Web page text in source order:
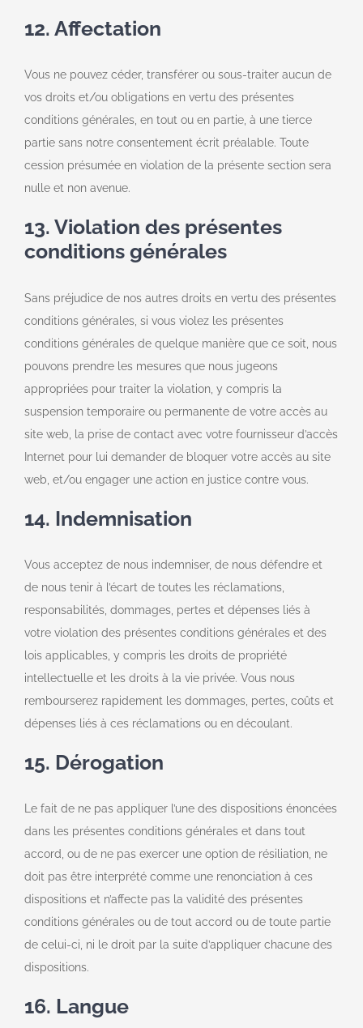
12. Affectation
Vous ne pouvez céder, transférer ou sous-traiter aucun de
vos droits et/ou obligations en vertu des présentes
conditions générales, en tout ou en partie, à une tierce
partie sans notre consentement écrit préalable. Toute
cession présumée en violation de la présente section sera
nulle et non avenue.
13. Violation des présentes
conditions générales
Sans préjudice de nos autres droits en vertu des présentes
conditions générales, si vous violez les présentes
conditions générales de quelque manière que ce soit, nous
pouvons prendre les mesures que nous jugeons
appropriées pour traiter la violation, y compris la
suspension temporaire ou permanente de votre accès au
site web, la prise de contact avec votre fournisseur d’accès
Internet pour lui demander de bloquer votre accès au site
web, et/ou engager une action en justice contre vous.
14. Indemnisation
Vous acceptez de nous indemniser, de nous défendre et
de nous tenir à l’écart de toutes les réclamations,
responsabilités, dommages, pertes et dépenses liés à
votre violation des présentes conditions générales et des
lois applicables, y compris les droits de propriété
intellectuelle et les droits à la vie privée. Vous nous
rembourserez rapidement les dommages, pertes, coûts et
dépenses liés à ces réclamations ou en découlant.
15. Dérogation
Le fait de ne pas appliquer l’une des dispositions énoncées
dans les présentes conditions générales et dans tout
accord, ou de ne pas exercer une option de résiliation, ne
doit pas être interprété comme une renonciation à ces
dispositions et n’affecte pas la validité des présentes
conditions générales ou de tout accord ou de toute partie
de celui-ci, ni le droit par la suite d’appliquer chacune des
dispositions.
16. Langue